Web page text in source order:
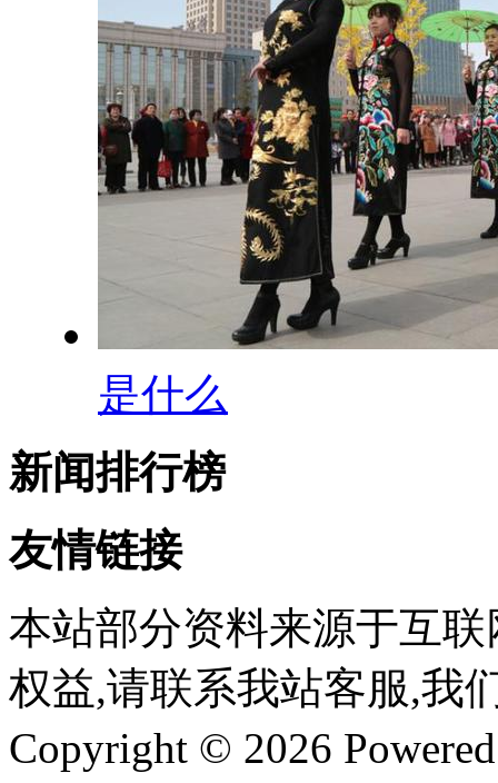
是什么
新闻排行榜
友情链接
本站部分资料来源于互
权益,请联系我站客服,我
Copyright © 2026